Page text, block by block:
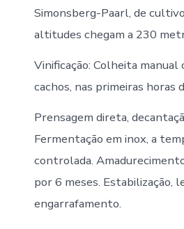
Simonsberg-Paarl, de
altitudes chegam a 230
Vinificação: Colheita manual
cachos, nas primeiras horas
Prensagem direta,
Fermentação em inox, a
controlada.
por 6 meses. Estabilização,
engarrafamento.